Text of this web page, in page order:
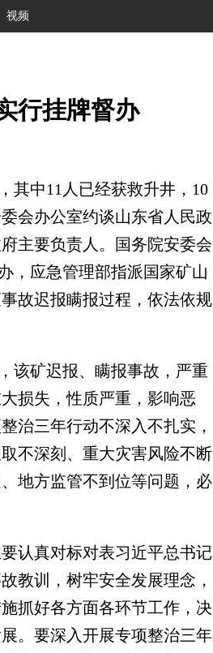
视频
行挂牌督办
中11人已经获救升井，10
会办公室约谈山东省人民政
主要负责人。国务院安委会
，应急管理部指派国家矿山
故迟报瞒报过程，依法依规
该矿迟报、瞒报事故，严重
损失，性质严重，影响恶
治三年行动不深入不扎实，
不深刻、重大灾害风险不断
地方监管不到位等问题，必
认真对标对表习近平总书记
教训，树牢安全发展理念，
抓好各方面各环节工作，决
。要深入开展专项整治三年